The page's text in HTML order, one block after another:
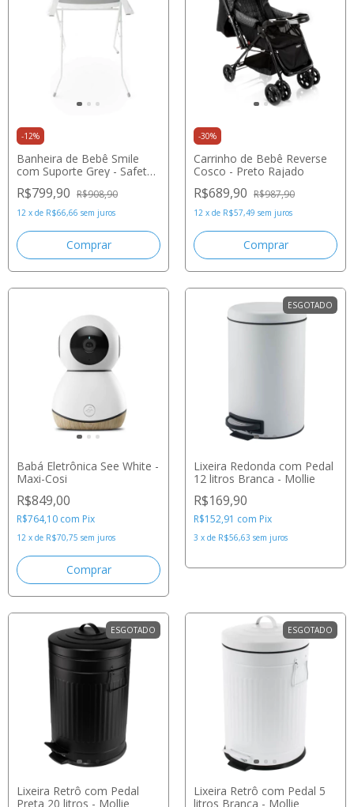
-12%
Banheira de Bebê Smile
com Suporte Grey - Safety
R$799,90 R$908,90
12 x de R$66,66 sem juros
-30%
Carrinho de Bebê Reverse
Cosco - Preto Rajado
R$689,90 R$987,90
12 x de R$57,49 sem juros
Babá Eletrônica See White -
Maxi-Cosi
R$849,00
R$764,10 com Pix
12 x de R$70,75 sem juros
ESGOTADO
Lixeira Redonda com Pedal
12 litros Branca - Mollie
R$169,90
R$152,91 com Pix
3 x de R$56,63 sem juros
ESGOTADO
Lixeira Retrô com Pedal
Preta 20 litros - Mollie
ESGOTADO
Lixeira Retrô com Pedal 5
litros Branca - Mollie